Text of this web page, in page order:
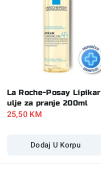
La Roche-Posay Lipikar
ulje za pranje 200ml
25,50 KM
Dodaj U Korpu